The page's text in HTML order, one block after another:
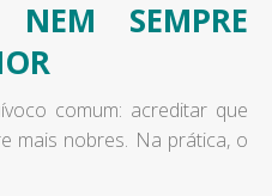
SEMPRE
comum: acreditar que
mais nobres. Na prática, o